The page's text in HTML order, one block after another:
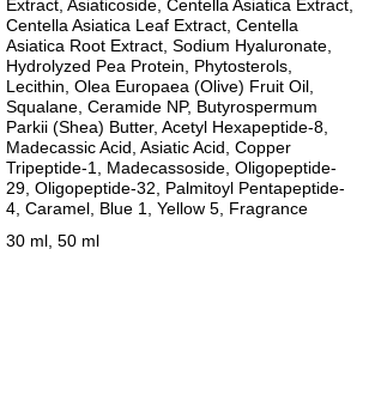
Extract, Asiaticoside, Centella Asiatica Extract,
Centella Asiatica Leaf Extract, Centella
Asiatica Root Extract, Sodium Hyaluronate,
Hydrolyzed Pea Protein, Phytosterols,
Lecithin, Olea Europaea (Olive) Fruit Oil,
Squalane, Ceramide NP, Butyrospermum
Parkii (Shea) Butter, Acetyl Hexapeptide-8,
Madecassic Acid, Asiatic Acid, Copper
Tripeptide-1, Madecassoside, Oligopeptide-
29, Oligopeptide-32, Palmitoyl Pentapeptide-
4, Caramel, Blue 1, Yellow 5, Fragrance
30 ml, 50 ml